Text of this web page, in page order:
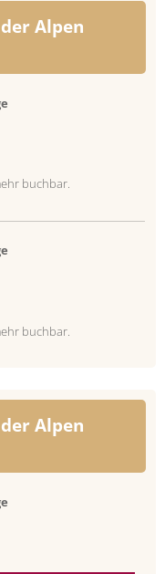
Alpen
buchbar.
buchbar.
Alpen